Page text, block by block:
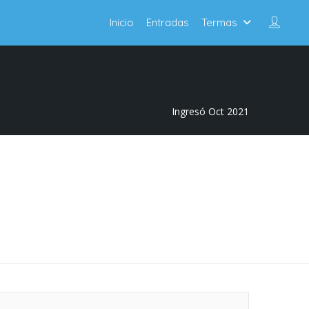
Inicio Entradas Termas
Ingresó Oct 2021